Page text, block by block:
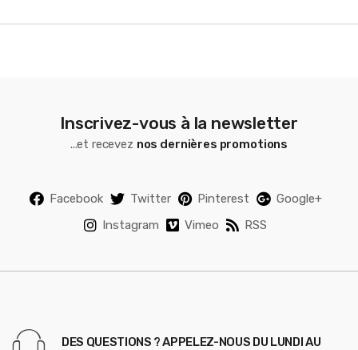
Inscrivez-vous à la newsletter
...et recevez nos dernières promotions
Facebook Twitter Pinterest
Google+
Instagram
Vimeo RSS
DES QUESTIONS ? APPELEZ-NOUS DU LUNDI AU